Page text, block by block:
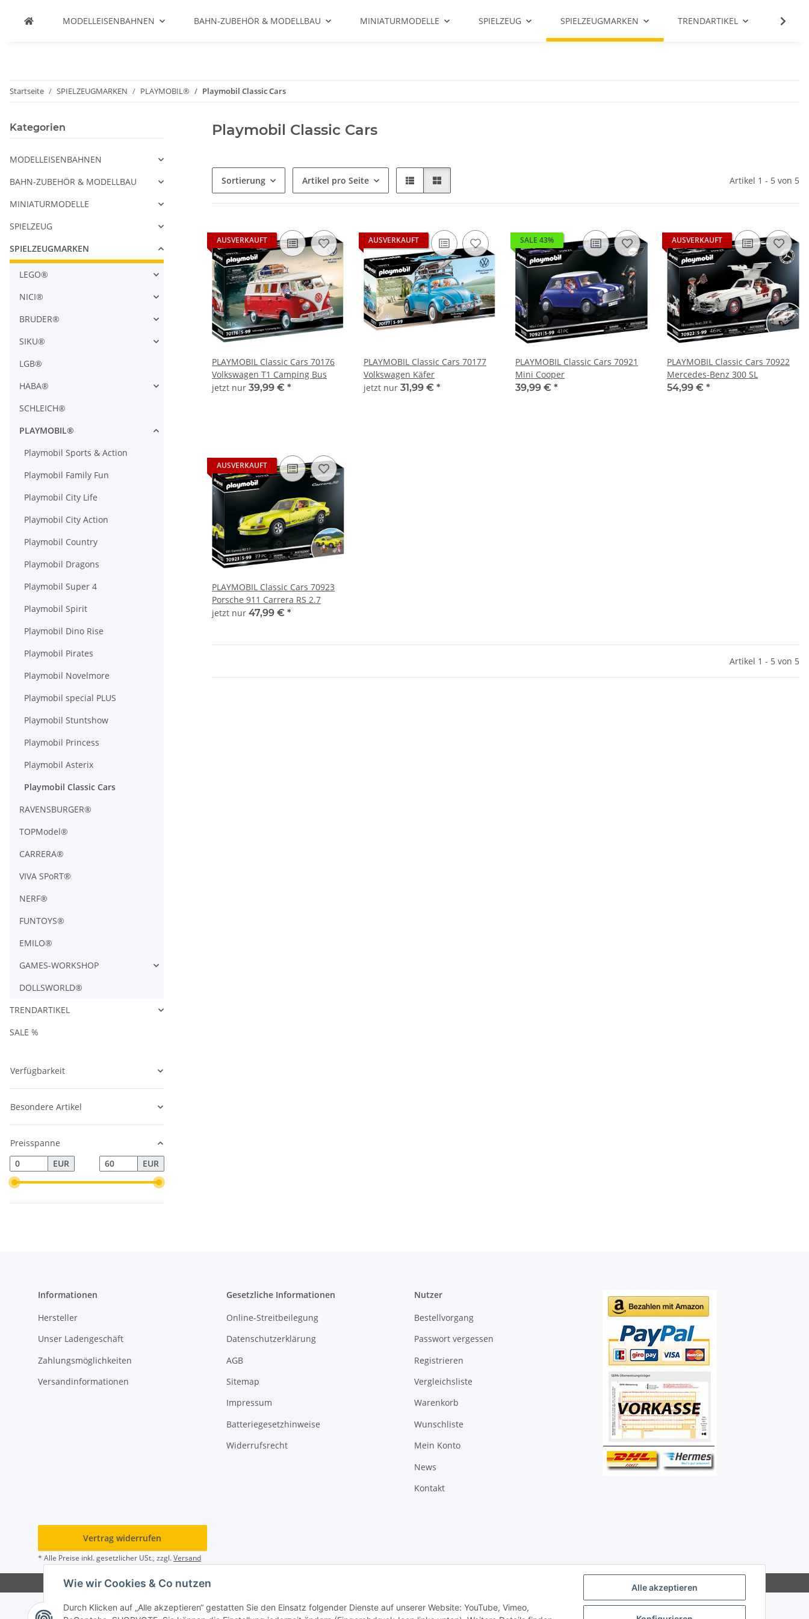
Alle akzeptieren
Wie wir Cookies & Co nutzen
Durch Klicken auf „Alle akzeptieren“ gestatten Sie den Einsatz folgender Dienste auf unserer Website: YouTube, Vimeo,
MODELLEISENBAHNEN BAHN-ZUBEHÖR & MODELLBAU MINIATURMODELLE SPIELZEUG SPIELZEUGMARKEN TRENDARTIKEL SALE %
Startseite SPIELZEUGMARKEN PLAYMOBIL® Playmobil Classic Cars
Playmobil Classic Cars
Sortierung Artikel pro Seite Artikel 1 - 5 von 5
AUSVERKAUFT
PLAYMOBIL Classic Cars 70176
Volkswagen T1 Camping Bus
jetzt nur 39,99 € *
AUSVERKAUFT
PLAYMOBIL Classic Cars 70177
Volkswagen Käfer
jetzt nur 31,99 € *
SALE 43%
PLAYMOBIL Classic Cars 70921
Mini Cooper
39,99 € *
AUSVERKAUFT
PLAYMOBIL Classic Cars 70922
Mercedes-Benz 300 SL
54,99 € *
AUSVERKAUFT
PLAYMOBIL Classic Cars 70923
Porsche 911 Carrera RS 2.7
jetzt nur 47,99 € *
Artikel 1 - 5 von 5
Kategorien
MODELLEISENBAHNEN
BAHN-ZUBEHÖR & MODELLBAU
MINIATURMODELLE
SPIELZEUG
SPIELZEUGMARKEN
LEGO®
NICI®
BRUDER®
SIKU®
LGB®
HABA®
SCHLEICH®
PLAYMOBIL®
Playmobil Sports & Action
Playmobil Family Fun
Playmobil City Life
Playmobil City Action
Playmobil Country
Playmobil Dragons
Playmobil Super 4
Playmobil Spirit
Playmobil Dino Rise
Playmobil Pirates
Playmobil Novelmore
Playmobil special PLUS
Playmobil Stuntshow
Playmobil Princess
Playmobil Asterix
Playmobil Classic Cars
RAVENSBURGER®
TOPModel®
CARRERA®
VIVA SPoRT®
NERF®
FUNTOYS®
EMILO®
GAMES-WORKSHOP
DOLLSWORLD®
TRENDARTIKEL
SALE %
Verfügbarkeit
Besondere Artikel
Preisspanne
EUR
EUR
Informationen
Hersteller
Unser Ladengeschäft
Zahlungsmöglichkeiten
Versandinformationen
Gesetzliche Informationen
Online-Streitbeilegung
Datenschutzerklärung
AGB
Sitemap
Impressum
Batteriegesetzhinweise
Widerrufsrecht
Nutzer
Bestellvorgang
Passwort vergessen
Registrieren
Vergleichsliste
Warenkorb
Wunschliste
Mein Konto
News
Kontakt
Vertrag widerrufen
* Alle Preise inkl. gesetzlicher USt., zzgl.Versand